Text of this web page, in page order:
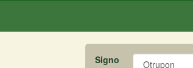
Signo